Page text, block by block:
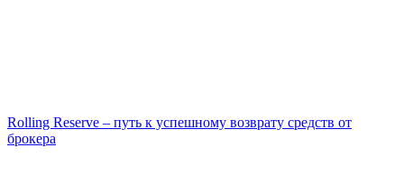
Rolling Reserve – путь к успешному возврату средств от
брокера